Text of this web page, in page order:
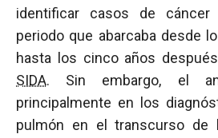
identificar casos de
periodo que abarcaba desde
hasta los cinco años
SIDA. Sin embargo, el
principalmente en los
pulmón en el transcurso